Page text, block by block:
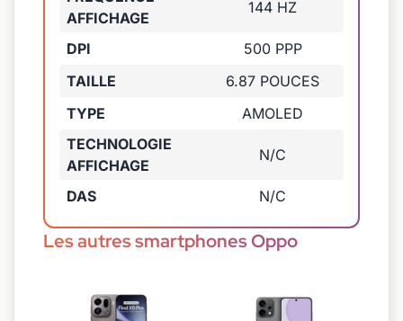
AFFICHAGE
144 HZ
DPI
500 PPP
TAILLE
6.87 POUCES
TYPE
AMOLED
TECHNOLOGIE
AFFICHAGE
N/C
DAS N/C
Les autres smartphones Oppo